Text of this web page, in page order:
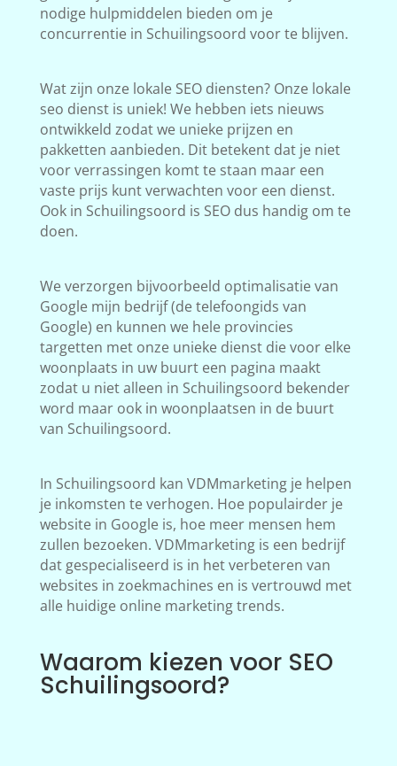
nodige hulpmiddelen bieden om je
concurrentie in Schuilingsoord voor te blijven.
Wat zijn onze lokale SEO diensten? Onze lokale
seo dienst is uniek! We hebben iets nieuws
ontwikkeld zodat we unieke prijzen en
pakketten aanbieden. Dit betekent dat je niet
voor verrassingen komt te staan maar een
vaste prijs kunt verwachten voor een dienst.
Ook in Schuilingsoord is SEO dus handig om te
doen.
We verzorgen bijvoorbeeld optimalisatie van
Google mijn bedrijf (de telefoongids van
Google) en kunnen we hele provincies
targetten met onze unieke dienst die voor elke
woonplaats in uw buurt een pagina maakt
zodat u niet alleen in Schuilingsoord bekender
word maar ook in woonplaatsen in de buurt
van Schuilingsoord.
In Schuilingsoord kan VDMmarketing je helpen
je inkomsten te verhogen. Hoe populairder je
website in Google is, hoe meer mensen hem
zullen bezoeken. VDMmarketing is een bedrijf
dat gespecialiseerd is in het verbeteren van
websites in zoekmachines en is vertrouwd met
alle huidige online marketing trends.
Waarom kiezen voor SEO
Schuilingsoord?